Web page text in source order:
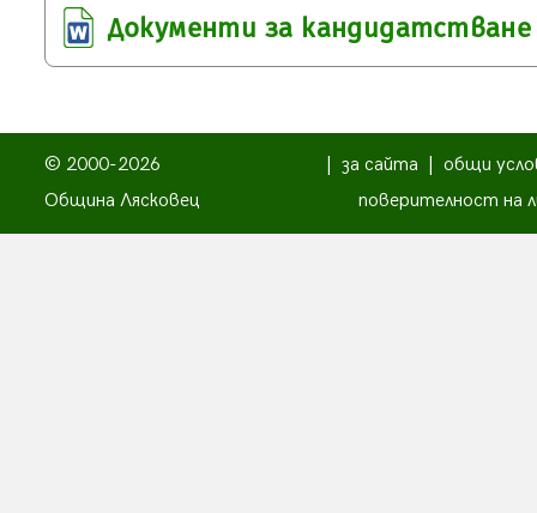
Документи за кандидатстване
© 2000-2026
Община Лясковец
за сайта
общи
поверителност на